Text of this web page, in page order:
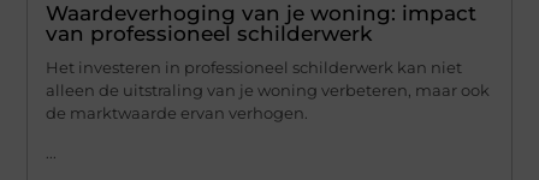
Waardeverhoging van je woning: impact
van professioneel schilderwerk
Het investeren in professioneel schilderwerk kan niet
alleen de uitstraling van je woning verbeteren, maar ook
de marktwaarde ervan verhogen.
...